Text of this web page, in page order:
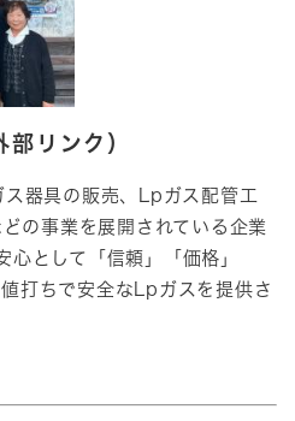
部リンク）
器具の販売、Lpガス配管工
の事業を展開されている企業
として「信頼」「価格」
打ちで安全なLpガスを提供さ